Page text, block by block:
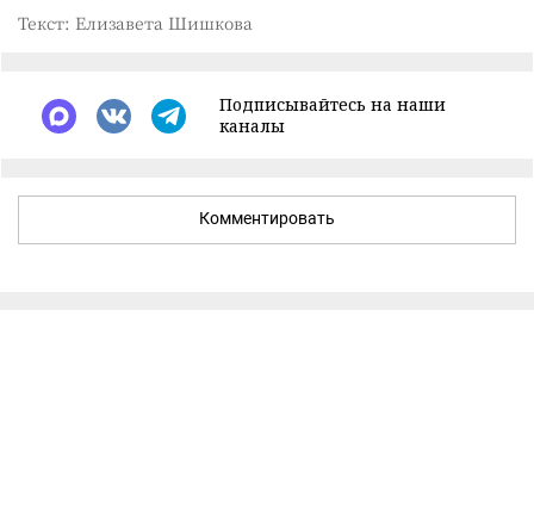
Текст: Елизавета Шишкова
Подписывайтесь на наши
каналы
Комментировать